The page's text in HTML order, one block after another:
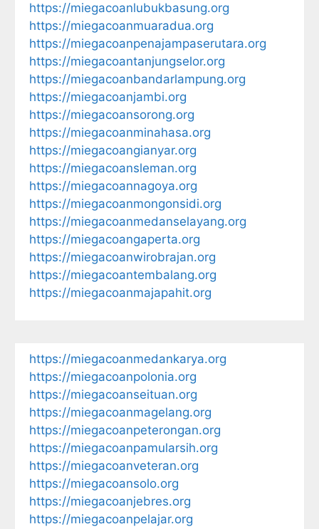
https://miegacoanlubukbasung.org
https://miegacoanmuaradua.org
https://miegacoanpenajampaserutara.org
https://miegacoantanjungselor.org
https://miegacoanbandarlampung.org
https://miegacoanjambi.org
https://miegacoansorong.org
https://miegacoanminahasa.org
https://miegacoangianyar.org
https://miegacoansleman.org
https://miegacoannagoya.org
https://miegacoanmongonsidi.org
https://miegacoanmedanselayang.org
https://miegacoangaperta.org
https://miegacoanwirobrajan.org
https://miegacoantembalang.org
https://miegacoanmajapahit.org
https://miegacoanmedankarya.org
https://miegacoanpolonia.org
https://miegacoanseituan.org
https://miegacoanmagelang.org
https://miegacoanpeterongan.org
https://miegacoanpamularsih.org
https://miegacoanveteran.org
https://miegacoansolo.org
https://miegacoanjebres.org
https://miegacoanpelajar.org